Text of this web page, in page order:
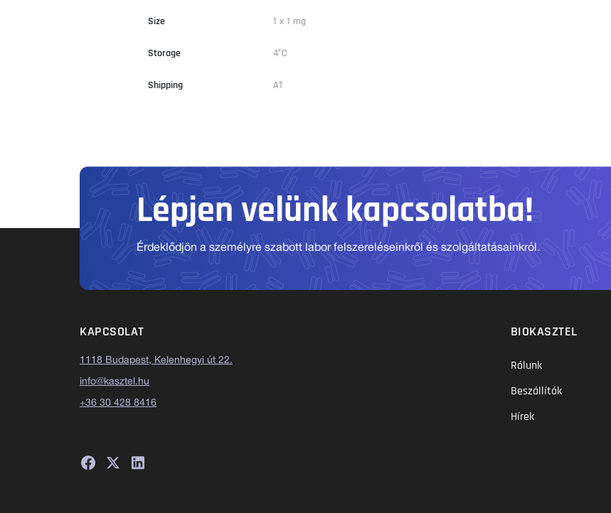
Size 1 x 1 mg
Storage 4°C
Shipping AT
Lépjen velünk kapcsolatba!
Érdeklődjön a személyre szabott labor felszereléseinkről és szolgáltatásainkról.
KAPCSOLAT
1118 Budapest, Kelenhegyi út 22.
info@kasztel.hu
+36 30 428 8416
BIOKASZTEL
Rólunk
Beszállítók
Hírek